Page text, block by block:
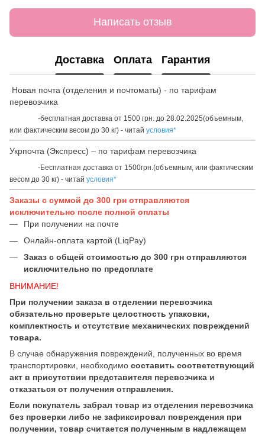
Написать отзыв
Доставка Оплата Гарантия
Новая почта (отделения и почтоматы) - по тарифам
перевозчика
-бесплатная доставка от 1500 грн. до 28.02.2025(объемным,
или фактическим весом до 30 кг) - читай условия*
Укрпочта (Экспресс) – по тарифам перевозчика
-Бесплатная доставка от 1500грн.(объемным, или фактическим
весом до 30 кг) - читай условия*
Заказы с суммой до 300 грн отправляются
исключительно после полной оплаты
При получении на почте
Онлайн-оплата картой (LiqPay)
Заказ с общей стоимостью до 300 грн отправляются
исключительно по предоплате
ВНИМАНИЕ!
При получении заказа в отделении перевозчика
обязательно проверьте целостность упаковки,
комплектность и отсутствие механических повреждений
товара.
В случае обнаружения повреждений, полученных во время
транспортировки, необходимо составить соответствующий
акт в присутствии представителя перевозчика и
отказаться от получения отправления.
Если покупатель забрал товар из отделения перевозчика
без проверки либо не зафиксировал повреждения при
получении, товар считается полученным в надлежащем